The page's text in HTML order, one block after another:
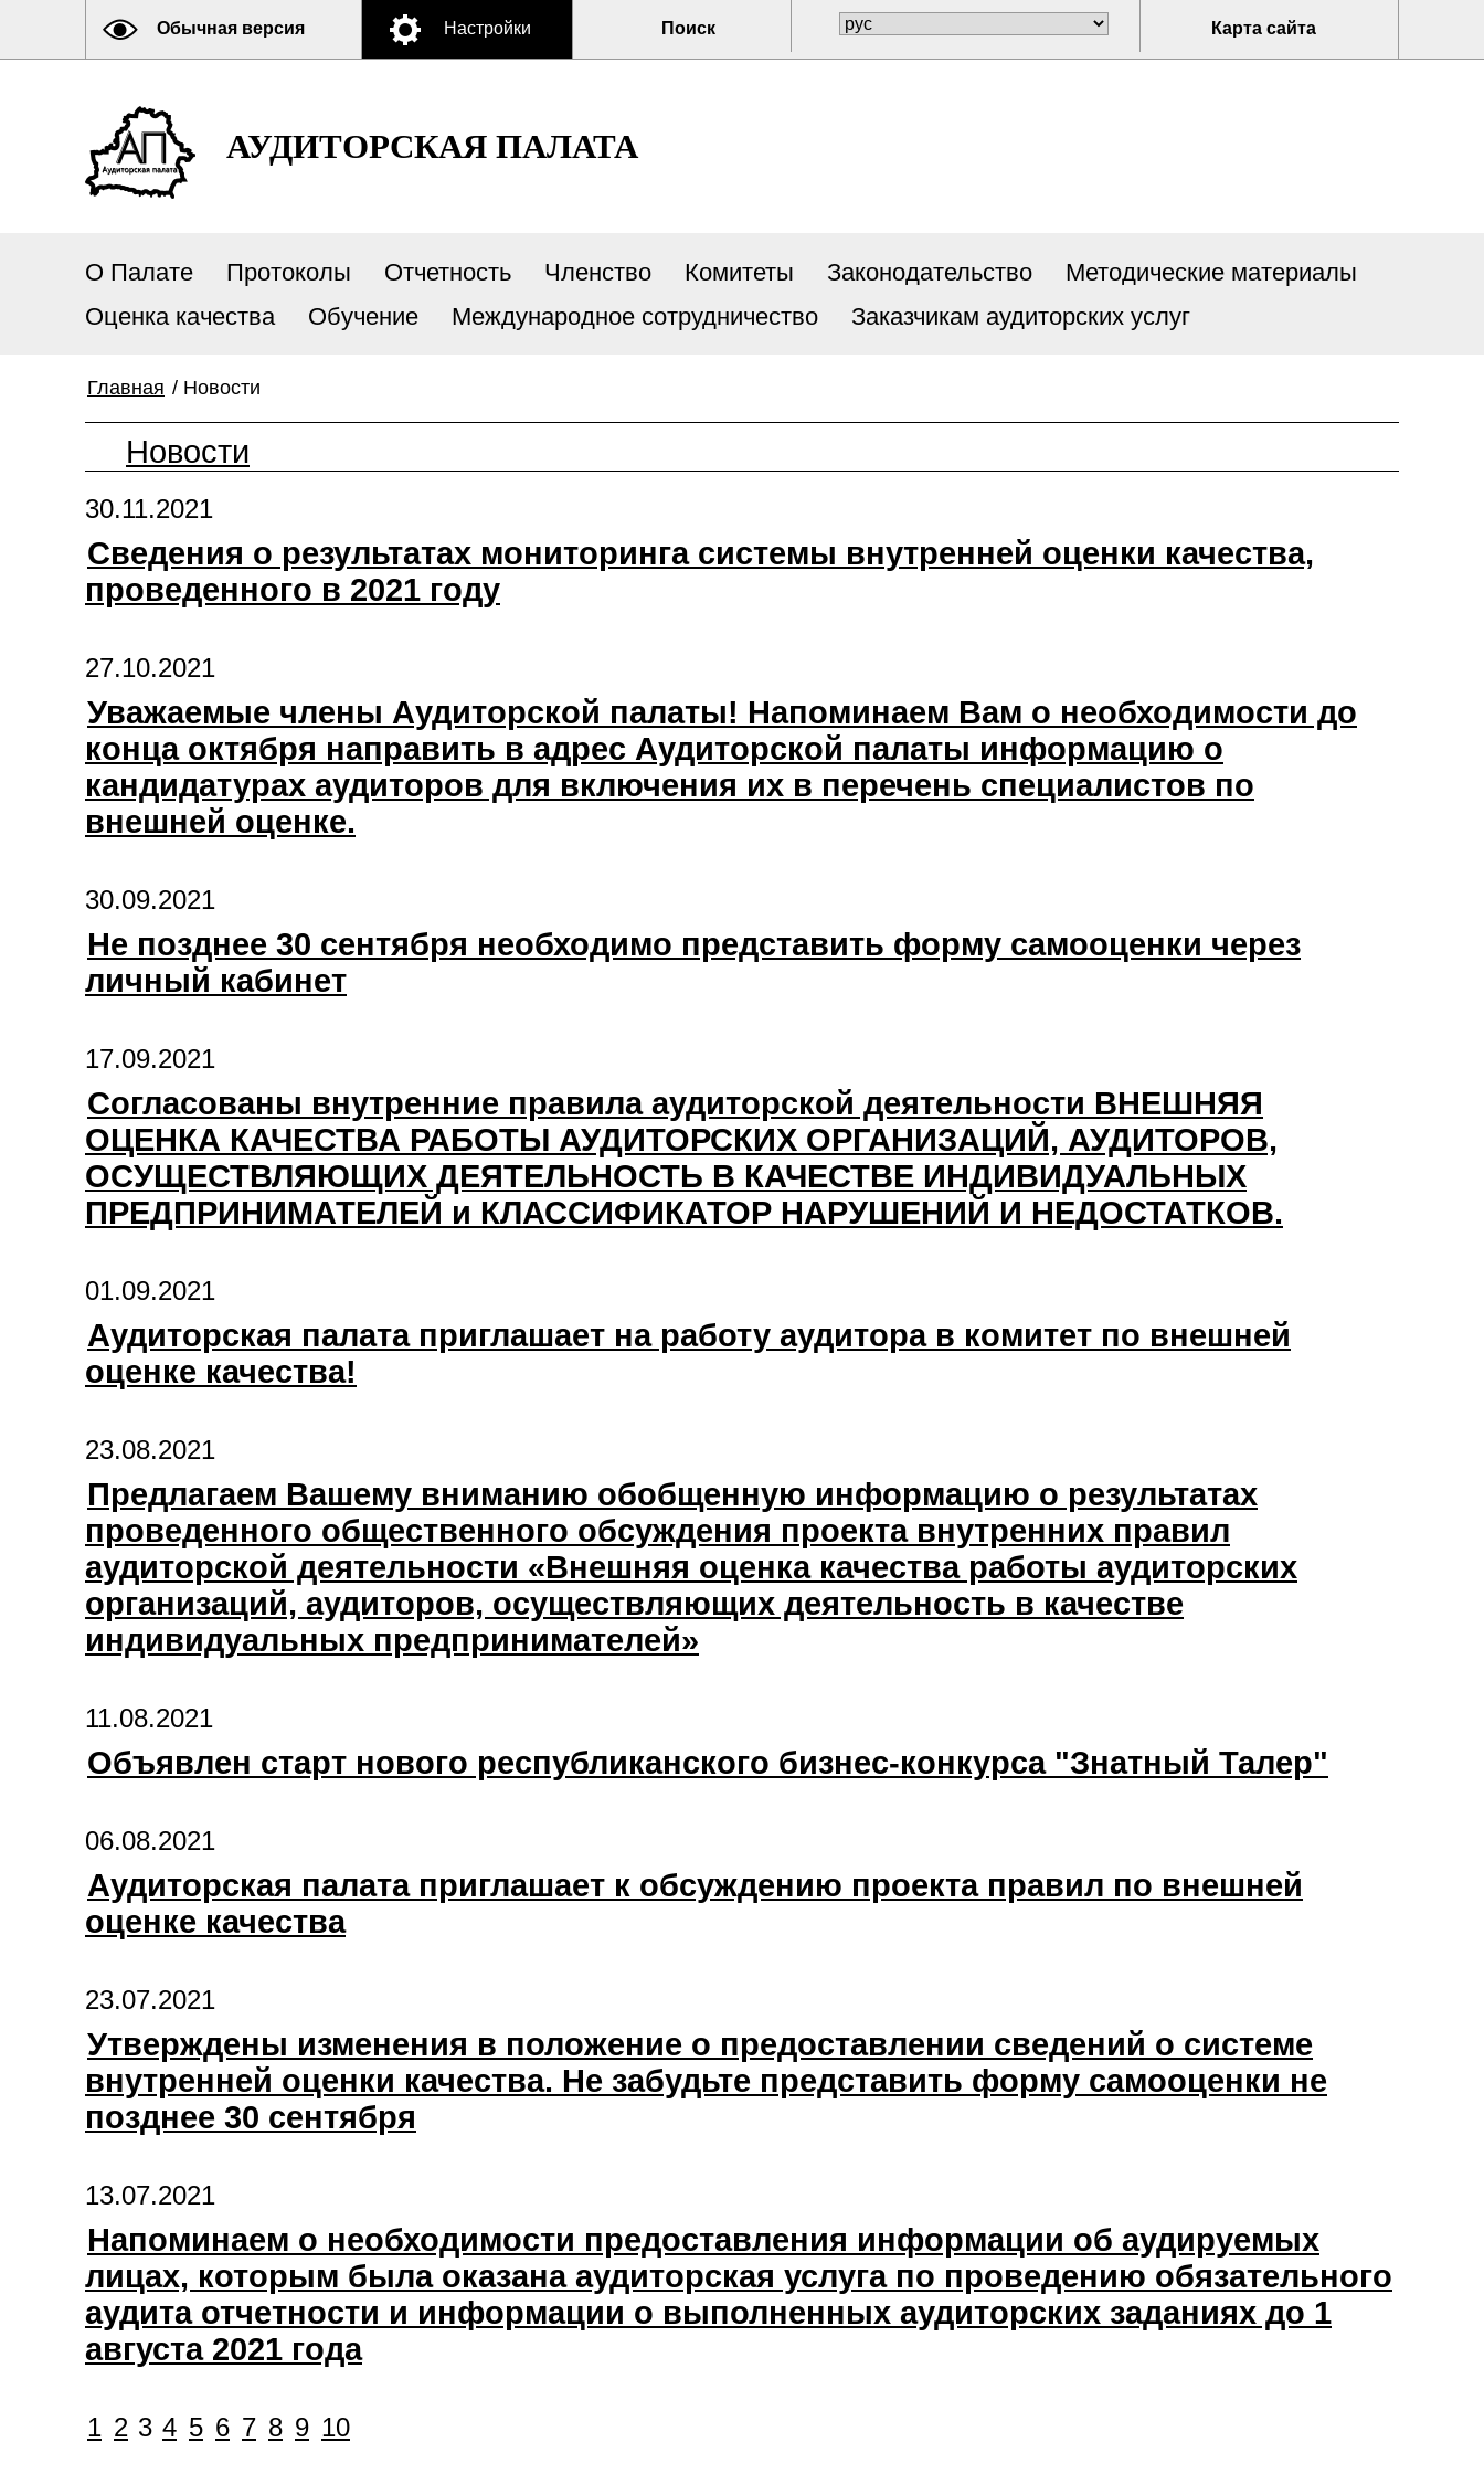
Обычная версия Настройки Поиск Карта сайта
АУДИТОРСКАЯ ПАЛАТА
О Палате Протоколы Отчетность Членство Комитеты Законодательство
Методические материалы
Оценка качества
Обучение Международное сотрудничество Заказчикам аудиторских услуг
Главная / Новости
Новости
30.11.2021
Сведения о результатах мониторинга системы внутренней оценки качества,
проведенного в 2021 году
27.10.2021
Уважаемые члены Аудиторской палаты! Напоминаем Вам о необходимости до
конца октября направить в адрес Аудиторской палаты информацию о
кандидатурах аудиторов для включения их в перечень специалистов по
внешней оценке.
30.09.2021
Не позднее 30 сентября необходимо представить форму самооценки через
личный кабинет
17.09.2021
Согласованы внутренние правила аудиторской деятельности ВНЕШНЯЯ
ОЦЕНКА КАЧЕСТВА РАБОТЫ АУДИТОРСКИХ ОРГАНИЗАЦИЙ, АУДИТОРОВ,
ОСУЩЕСТВЛЯЮЩИХ ДЕЯТЕЛЬНОСТЬ В КАЧЕСТВЕ ИНДИВИДУАЛЬНЫХ
ПРЕДПРИНИМАТЕЛЕЙ и КЛАССИФИКАТОР НАРУШЕНИЙ И НЕДОСТАТКОВ.
01.09.2021
Аудиторская палата приглашает на работу аудитора в комитет по внешней
оценке качества!
23.08.2021
Предлагаем Вашему вниманию обобщенную информацию о результатах
проведенного общественного обсуждения проекта внутренних правил
аудиторской деятельности «Внешняя оценка качества работы аудиторских
организаций, аудиторов, осуществляющих деятельность в качестве
индивидуальных предпринимателей»
11.08.2021
Объявлен старт нового республиканского бизнес-конкурса "Знатный Талер"
06.08.2021
Аудиторская палата приглашает к обсуждению проекта правил по внешней
оценке качества
23.07.2021
Утверждены изменения в положение о предоставлении сведений о системе
внутренней оценки качества. Не забудьте представить форму самооценки не
позднее 30 сентября
13.07.2021
Напоминаем о необходимости предоставления информации об аудируемых
лицах, которым была оказана аудиторская услуга по проведению обязательного
аудита отчетности и информации о выполненных аудиторских заданиях до 1
августа 2021 года
1 2 3 4 5 6 7 8 9 10